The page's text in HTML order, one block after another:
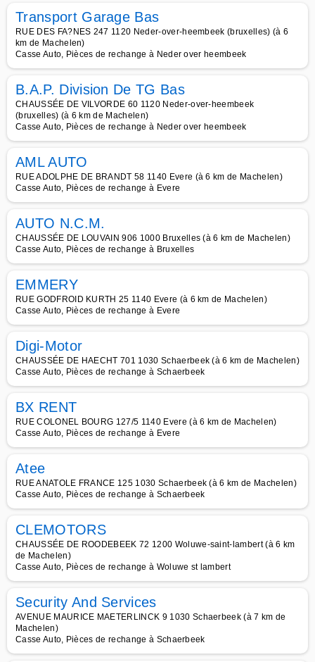
Transport Garage Bas
RUE DES FA?NES 247 1120 Neder-over-heembeek (bruxelles) (à 6
km de Machelen)
Casse Auto, Pièces de rechange à Neder over heembeek
B.A.P. Division De TG Bas
CHAUSSÉE DE VILVORDE 60 1120 Neder-over-heembeek
(bruxelles) (à 6 km de Machelen)
Casse Auto, Pièces de rechange à Neder over heembeek
AML AUTO
RUE ADOLPHE DE BRANDT 58 1140 Evere (à 6 km de Machelen)
Casse Auto, Pièces de rechange à Evere
AUTO N.C.M.
CHAUSSÉE DE LOUVAIN 906 1000 Bruxelles (à 6 km de Machelen)
Casse Auto, Pièces de rechange à Bruxelles
EMMERY
RUE GODFROID KURTH 25 1140 Evere (à 6 km de Machelen)
Casse Auto, Pièces de rechange à Evere
Digi-Motor
CHAUSSÉE DE HAECHT 701 1030 Schaerbeek (à 6 km de Machelen)
Casse Auto, Pièces de rechange à Schaerbeek
BX RENT
RUE COLONEL BOURG 127/5 1140 Evere (à 6 km de Machelen)
Casse Auto, Pièces de rechange à Evere
Atee
RUE ANATOLE FRANCE 125 1030 Schaerbeek (à 6 km de Machelen)
Casse Auto, Pièces de rechange à Schaerbeek
CLEMOTORS
CHAUSSÉE DE ROODEBEEK 72 1200 Woluwe-saint-lambert (à 6 km
de Machelen)
Casse Auto, Pièces de rechange à Woluwe st lambert
Security And Services
AVENUE MAURICE MAETERLINCK 9 1030 Schaerbeek (à 7 km de
Machelen)
Casse Auto, Pièces de rechange à Schaerbeek